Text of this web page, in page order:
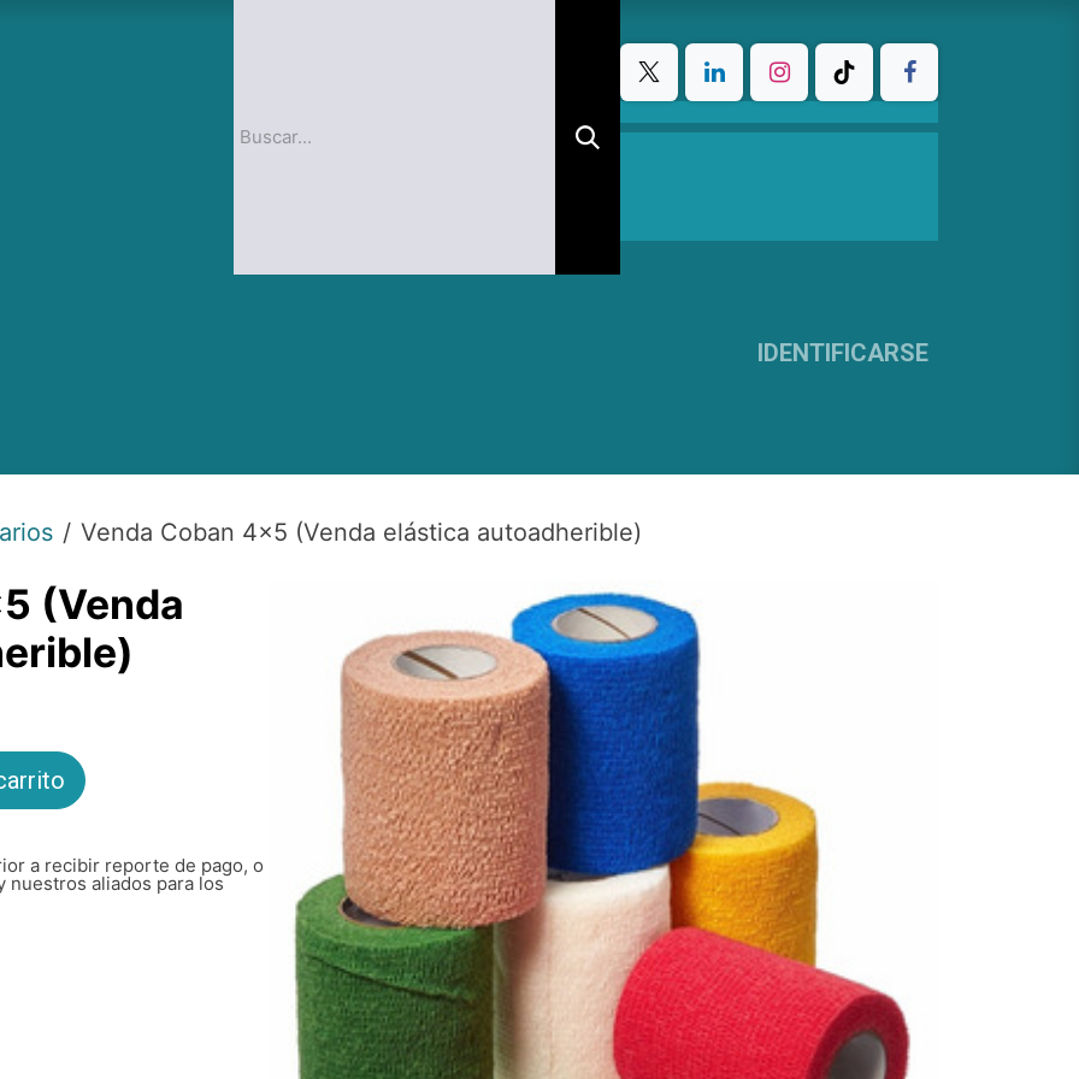
IDENTIFICARSE
Venda Coban 4×5 (Venda elástica autoadherible)
(Venda
a recibir reporte de pago, o
nuestros aliados para los